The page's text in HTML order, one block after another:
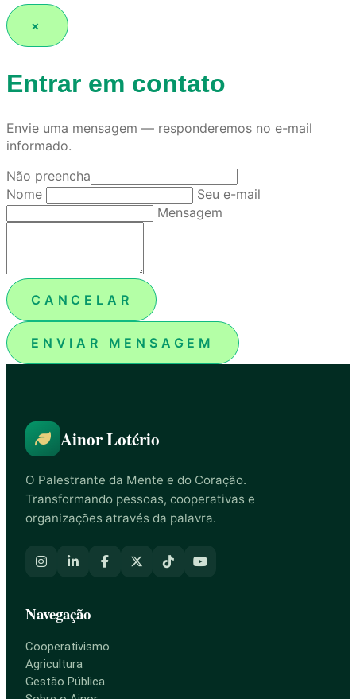
×
Entrar em contato
Envie uma mensagem — responderemos no e-mail
informado.
Não preencha
Nome
Seu e-mail
Mensagem
CANCELAR
ENVIAR MENSAGEM
Ainor Lotério
O Palestrante da Mente e do Coração.
Transformando pessoas, cooperativas e
organizações através da palavra.
Navegação
Cooperativismo
Agricultura
Gestão Pública